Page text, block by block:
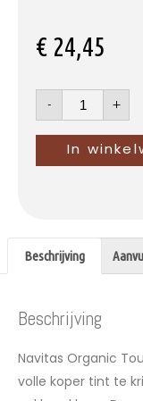
€ 24,45
- +
In
Beschrijving
Beschrijving
Navitas Organic
volle koper tint te